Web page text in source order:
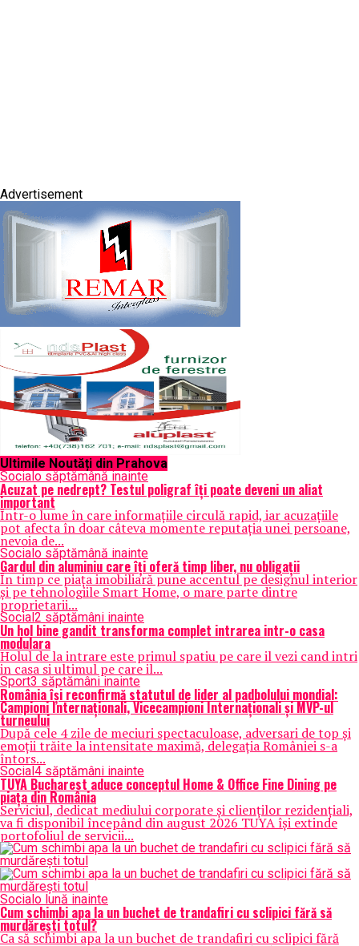
Advertisement
Ultimile Noutăți din Prahova
Socialo săptămână inainte
Acuzat pe nedrept? Testul poligraf îţi poate deveni un aliat
important
Într-o lume în care informațiile circulă rapid, iar acuzațiile
pot afecta în doar câteva momente reputația unei persoane,
nevoia de...
Socialo săptămână inainte
Gardul din aluminiu care îți oferă timp liber, nu obligații
În timp ce piața imobiliară pune accentul pe designul interior
și pe tehnologiile Smart Home, o mare parte dintre
proprietarii...
Social2 săptămâni inainte
Un hol bine gandit transforma complet intrarea intr-o casa
modulara
Holul de la intrare este primul spatiu pe care il vezi cand intri
in casa si ultimul pe care il...
Sport3 săptămâni inainte
România își reconfirmă statutul de lider al padbolului mondial:
Campioni Internaționali, Vicecampioni Internaționali și MVP-ul
turneului
După cele 4 zile de meciuri spectaculoase, adversari de top și
emoții trăite la intensitate maximă, delegația României s-a
întors...
Social4 săptămâni inainte
TUYA Bucharest aduce conceptul Home & Office Fine Dining pe
piața din România
Serviciul, dedicat mediului corporate și clienților rezidențiali,
va fi disponibil începând din august 2026 TUYA își extinde
portofoliul de servicii...
Socialo lună inainte
Cum schimbi apa la un buchet de trandafiri cu sclipici fără să
murdărești totul?
Ca să schimbi apa la un buchet de trandafiri cu sclipici fără